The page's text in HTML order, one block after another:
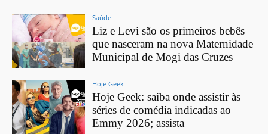
Saúde
Liz e Levi são os primeiros bebês
que nasceram na nova Maternidade
Municipal de Mogi das Cruzes
Hoje Geek
Hoje Geek: saiba onde assistir às
séries de comédia indicadas ao
Emmy 2026; assista